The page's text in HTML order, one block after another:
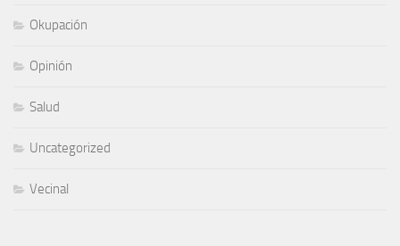
Okupación
Opinión
Salud
Uncategorized
Vecinal